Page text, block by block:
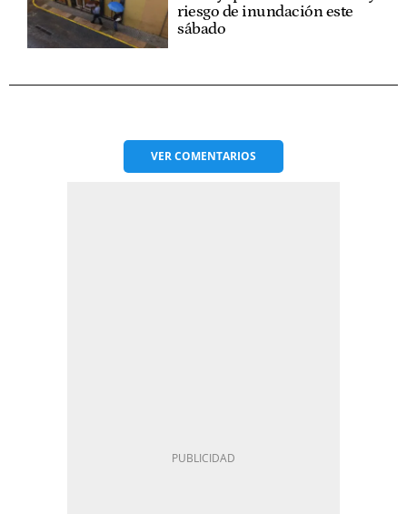
riesgo de inundación este
sábado
VERCOMENTARIOS